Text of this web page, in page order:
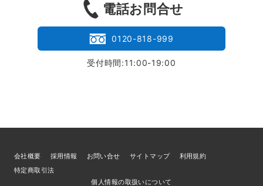
電話お問合せ
0120-818-999
受付時間:11:00-19:00
会社概要 採用情報 お問い合せ サイトマップ
利用規約
特定商取引法
個人情報の取扱いについて